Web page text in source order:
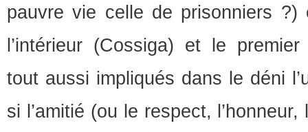
pauvre vie celle de prisonniers ?)
l’intérieur (Cossiga) et le
tout aussi impliqués dans le déni
si l’amitié (ou le respect,